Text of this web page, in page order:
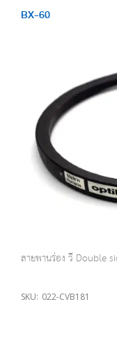
BX-60
สายพานร่อง วี Double
SKU: 022-CVB181